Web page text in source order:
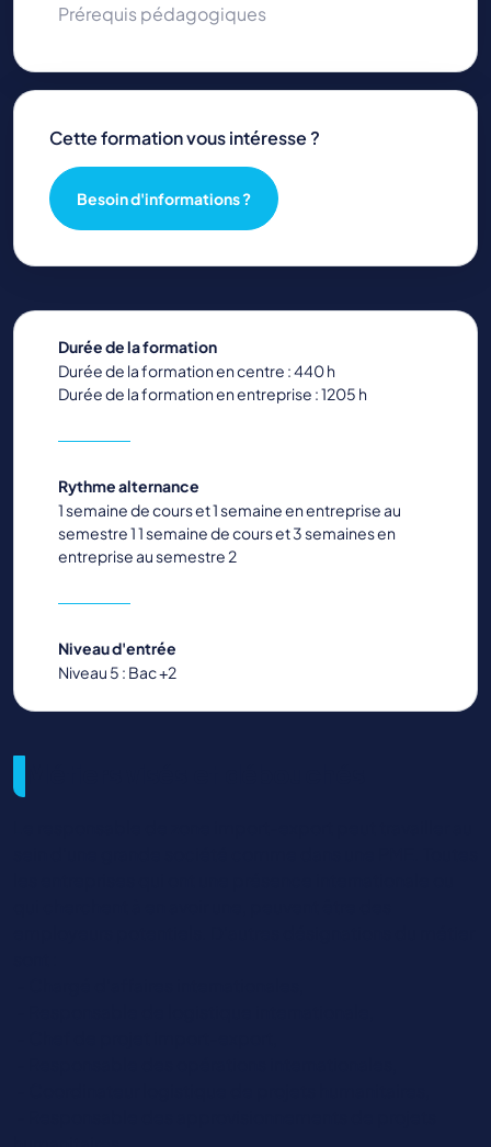
Durée de la formation
Durée de la formation en centre : 440 h
Durée de la formation en entreprise : 1205 h
Rythme alternance
1 semaine de cours et 1 semaine en entreprise au
semestre 1 1 semaine de cours et 3 semaines en
entreprise au semestre 2
Niveau d'entrée
Niveau 5 : Bac +2
Prérequis pédagogiques
Cette formation vous intéresse ?
Besoin d'informations ?